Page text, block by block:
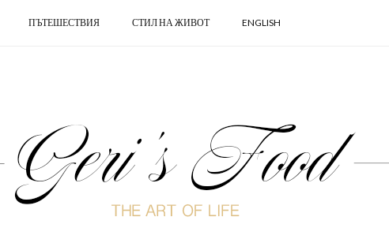
ПЪТЕШЕСТВИЯ СТИЛ НА ЖИВОТ ENGLISH